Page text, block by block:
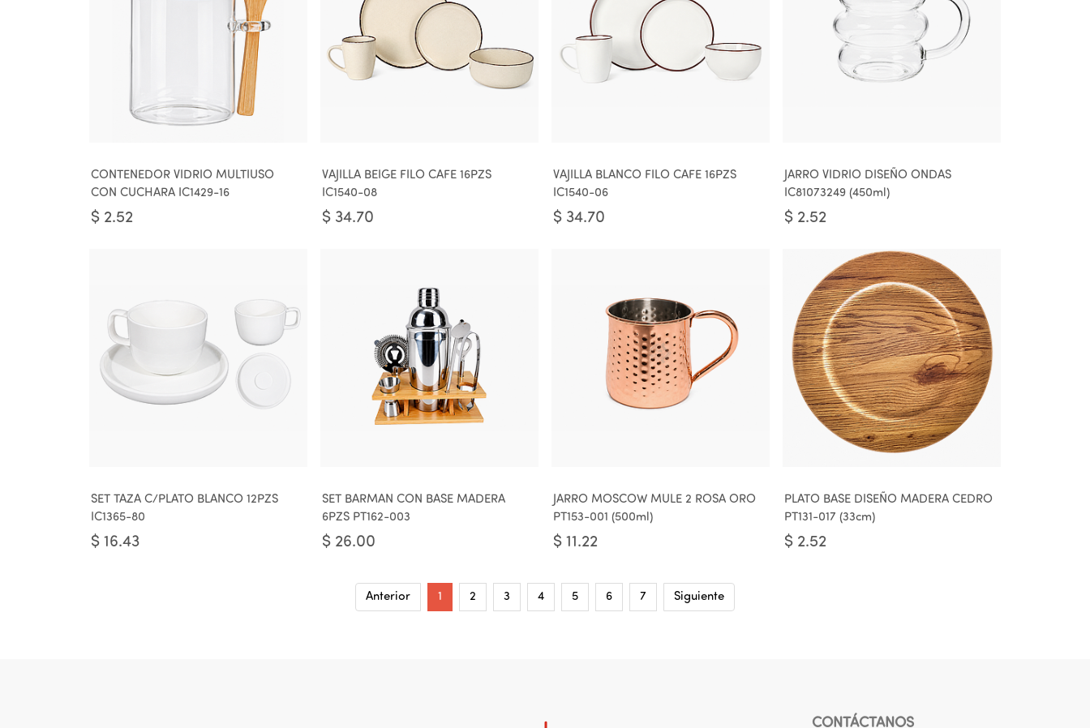
CONTENEDOR VIDRIO MULTIUSO
CON CUCHARA IC1429-16
$ 2.52
VAJILLA BEIGE FILO CAFE 16PZS
IC1540-08
$ 34.70
VAJILLA BLANCO FILO CAFE 16PZS
IC1540-06
$ 34.70
JARRO VIDRIO DISEÑO ONDAS
IC81073249 (450ml)
$ 2.52
SET TAZA C/PLATO BLANCO 12PZS
IC1365-80
$ 16.43
SET BARMAN CON BASE MADERA
6PZS PT162-003
$ 26.00
JARRO MOSCOW MULE 2 ROSA ORO
PT153-001 (500ml)
$ 11.22
PLATO BASE DISEÑO MADERA CEDRO
PT131-017 (33cm)
$ 2.52
Anterior 1 2 3 4 5 6 7 Siguiente
CONTÁCTANOS